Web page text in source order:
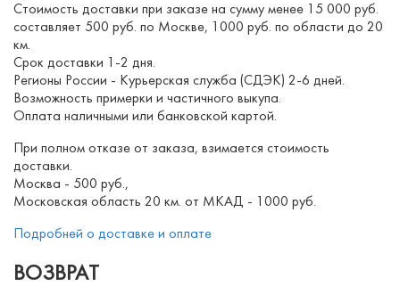
Стоимость доставки при заказе на сумму менее 15 000 руб.
составляет 500 руб. по Москве, 1000 руб. по области до 20
км.
Срок доставки 1-2 дня.
Регионы России - Курьерская служба (СДЭК) 2-6 дней.
Возможность примерки и частичного выкупа.
Оплата наличными или банковской картой.
При полном отказе от заказа, взимается стоимость
доставки.
Москва - 500 руб.,
Московская область 20 км. от МКАД - 1000 руб.
Подробней о доставке и оплате
ВОЗВРАТ